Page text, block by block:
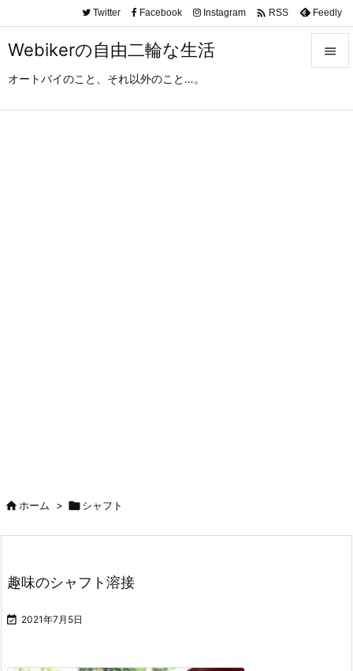
Webikerの自由二輪な生活
オートバイのこと、それ以外のこと…。

Twitter Facebook Instagram  RSS Feedly
ホーム > シャフト
趣味のシャフト溶接
 2021年7月5日